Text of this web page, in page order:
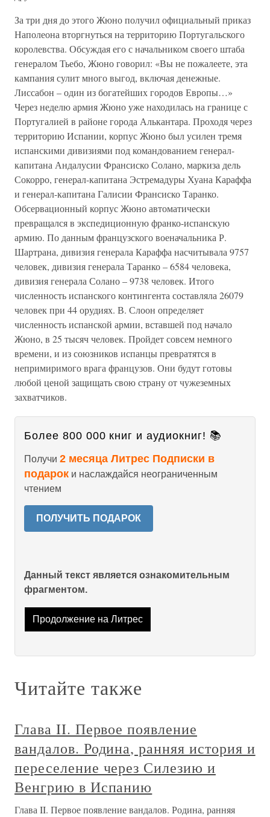
За три дня до этого Жюно получил официальный приказ
Наполеона вторгнуться на территорию Португальского
королевства. Обсуждая его с начальником своего штаба
генералом Тьебо, Жюно говорил: «Вы не пожалеете, эта
кампания сулит много выгод, включая денежные.
Лиссабон – один из богатейших городов Европы…»
Через неделю армия Жюно уже находилась на границе с
Португалией в районе города Алькантара. Проходя через
территорию Испании, корпус Жюно был усилен тремя
испанскими дивизиями под командованием генерал-
капитана Андалусии Франсиско Солано, маркиза дель
Сокорро, генерал-капитана Эстремадуры Хуана Караффа
и генерал-капитана Галисии Франсиско Таранко.
Обсервационный корпус Жюно автоматически
превращался в экспедиционную франко-испанскую
армию. По данным французского военачальника Р.
Шартрана, дивизия генерала Караффа насчитывала 9757
человек, дивизия генерала Таранко – 6584 человека,
дивизия генерала Солано – 9738 человек. Итого
численность испанского контингента составляла 26079
человек при 44 орудиях. В. Слоон определяет
численность испанской армии, вставшей под начало
Жюно, в 25 тысяч человек. Пройдет совсем немного
времени, и из союзников испанцы превратятся в
непримиримого врага французов. Они будут готовы
любой ценой защищать свою страну от чужеземных
захватчиков.
Более 800 000 книг и аудиокниг! 📚
Получи 2 месяца Литрес Подписки в
подарок и наслаждайся неограниченным
чтением
ПОЛУЧИТЬ ПОДАРОК
Данный текст является ознакомительным
фрагментом.
Продолжение на Литрес
Читайте также
Глава II. Первое появление
вандалов. Родина, ранняя история и
переселение через Силезию и
Венгрию в Испанию
Глава II. Первое появление вандалов. Родина, ранняя